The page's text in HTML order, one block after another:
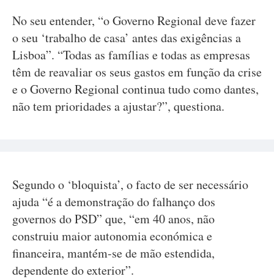
No seu entender, “o Governo Regional deve fazer
o seu ‘trabalho de casa’ antes das exigências a
Lisboa”. “Todas as famílias e todas as empresas
têm de reavaliar os seus gastos em função da crise
e o Governo Regional continua tudo como dantes,
não tem prioridades a ajustar?”, questiona.
Segundo o ‘bloquista’, o facto de ser necessário
ajuda “é a demonstração do falhanço dos
governos do PSD” que, “em 40 anos, não
construiu maior autonomia económica e
financeira, mantém-se de mão estendida,
dependente do exterior”.